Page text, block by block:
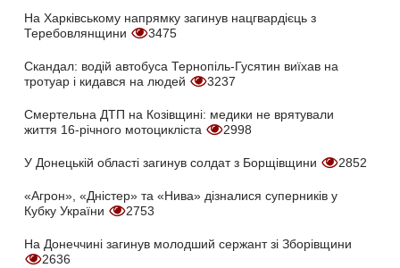
На Харківському напрямку загинув нацгвардієць з
Теребовлянщини
3475
Скандал: водій автобуса Тернопіль-Гусятин виїхав на
тротуар і кидався на людей
3237
Смертельна ДТП на Козівщині: медики не врятували
життя 16-річного мотоцикліста
2998
У Донецькій області загинув солдат з Борщівщини 2852
«Агрон», «Дністер» та «Нива» дізналися суперників у
Кубку України
2753
На Донеччині загинув молодший сержант зі Зборівщини
2636